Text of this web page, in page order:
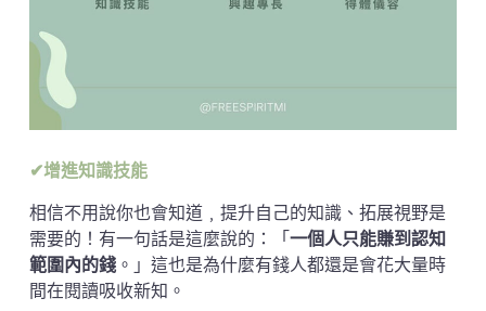
✔增進知識技能
相信不用說你也會知道﹐提升自己的知識、拓展視野是
需要的！有一句話是這麼說的：「 一個人只能賺到認知
範圍內的錢。」這也是為什麼有錢人都還是會花大量時
間在閱讀吸收新知。